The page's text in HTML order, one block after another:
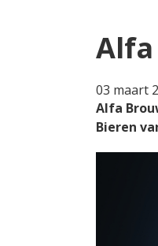
03 maart
Alfa
Bieren